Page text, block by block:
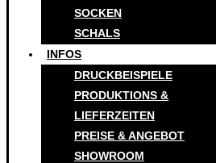
SOCKEN
SCHALS
INFOS
DRUCKBEISPIELE
PRODUKTIONS &
LIEFERZEITEN
PREISE & ANGEBOT
SHOWROOM